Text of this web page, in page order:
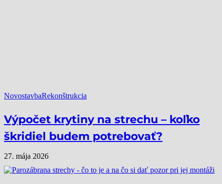
NovostavbaRekonštrukcia
Výpočet krytiny na strechu – koľko
škridiel budem potrebovať?
27. mája 2026